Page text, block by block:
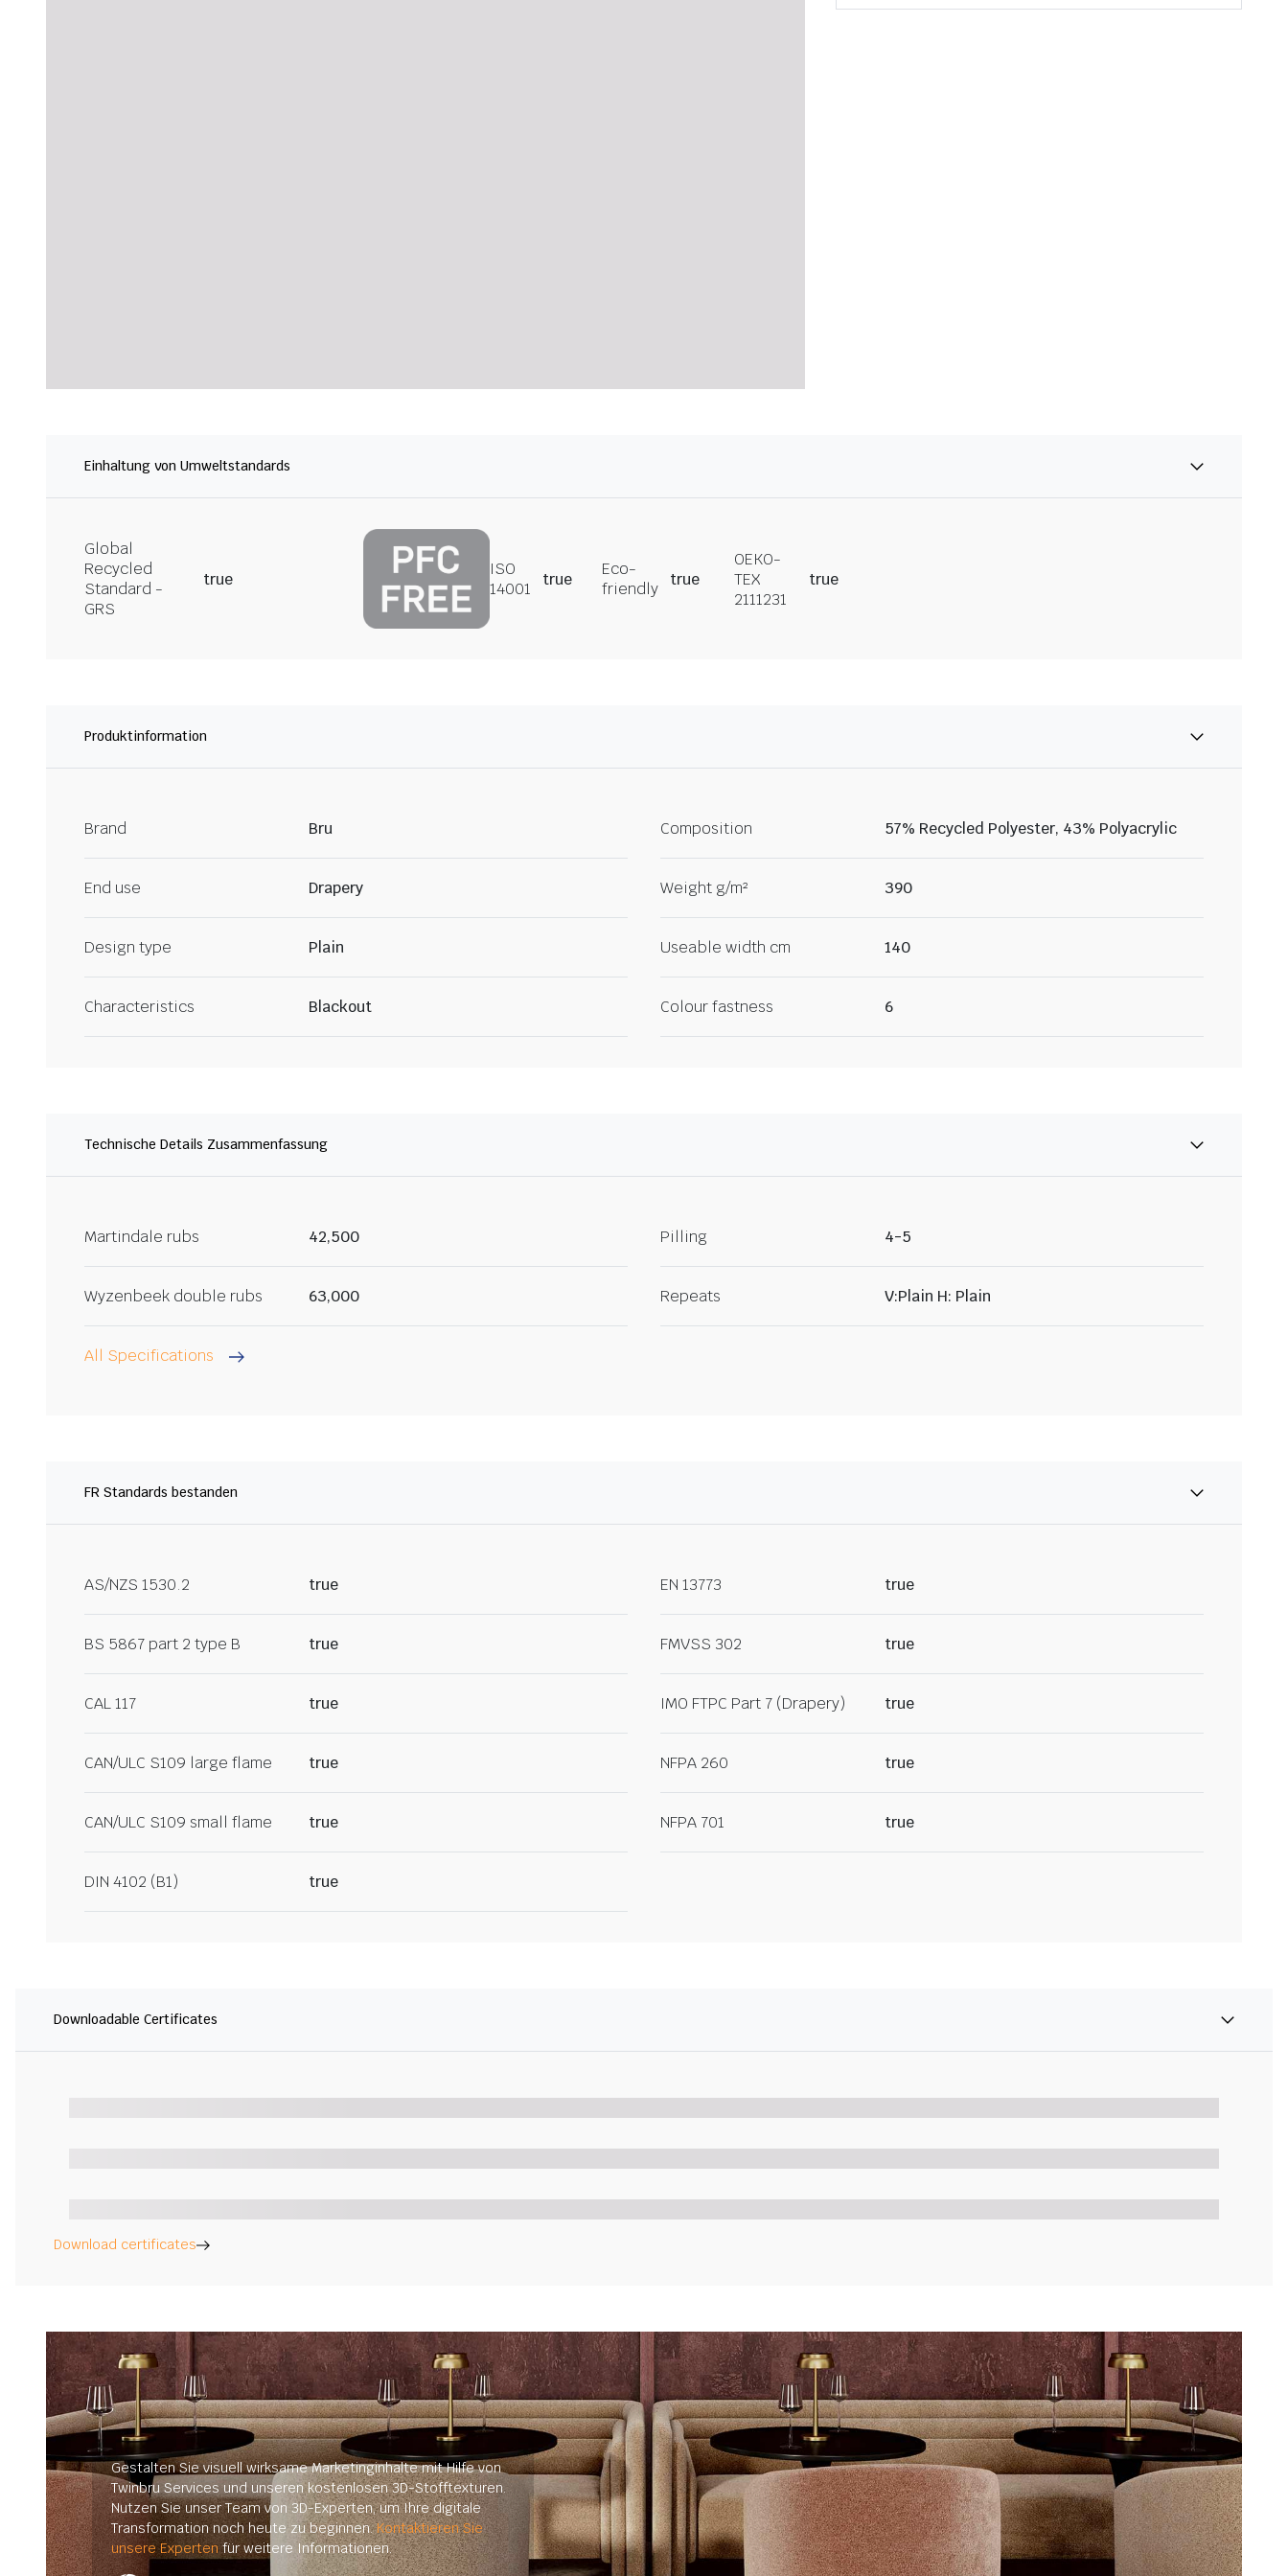
Einhaltung von Umweltstandards
Global
Recycled
Standard -
GRS
true
ISO
14001
true
Eco-
friendly
true
OEKO-
TEX
2111231
true
Produktinformation
Brand Bru Composition 57% Recycled Polyester, 43% Polyacrylic
End use Drapery Weight g/m² 390
Design type Plain Useable width cm 140
Characteristics Blackout Colour fastness 6
Technische Details Zusammenfassung
Martindale rubs 42,500 Pilling 4-5
Wyzenbeek double rubs 63,000 Repeats V:Plain H: Plain
All Specifications
FR Standards bestanden
AS/NZS 1530.2 true EN 13773 true
BS 5867 part 2 type B true FMVSS 302 true
CAL 117 true IMO FTPC Part 7 (Drapery) true
CAN/ULC S109 large flame true NFPA 260 true
CAN/ULC S109 small flame true NFPA 701 true
DIN 4102 (B1) true
Downloadable Certificates
Download certificates
Gestalten Sie visuell wirksame Marketinginhalte mit Hilfe von
Twinbru Services und unseren kostenlosen 3D-Stofftexturen.
Nutzen Sie unser Team von 3D-Experten, um Ihre digitale
Transformation noch heute zu beginnen.Kontaktieren Sie
unsere Expertenfür weitere Informationen.